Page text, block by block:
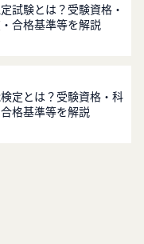
試験とは？受験資格・
合格基準等を解説
定とは？受験資格・科
格基準等を解説